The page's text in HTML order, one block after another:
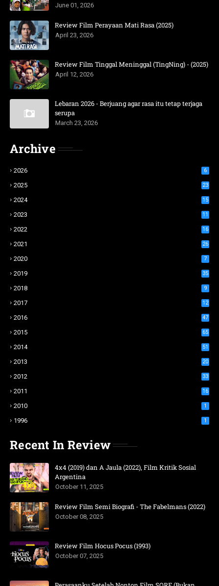
June 01, 2026
Review Film Perayaan Mati Rasa (2025)
April 23, 2026
Review Film Tinggal Meninggal (TingNing) - (2025)
April 12, 2026
Lebaran 2026 - Berjuang agar rasa itu tetap terjaga
serupa
March 23, 2026
Archive
2026 6
2025 23
2024 15
2023 11
2022 16
2021 26
2020 7
2019 35
2018 9
2017 12
2016 47
2015 65
2014 51
2013 20
2012 33
2011 16
2010 1
1996 1
Recent In Review
4x4 (2019) dan A Jaula (2022), Film Kritik Sosial
Argentina
October 11, 2025
Review Film Semi Biografi - The Fabelmans (2022)
October 08, 2025
Review Film Hocus Pocus (1993)
October 07, 2025